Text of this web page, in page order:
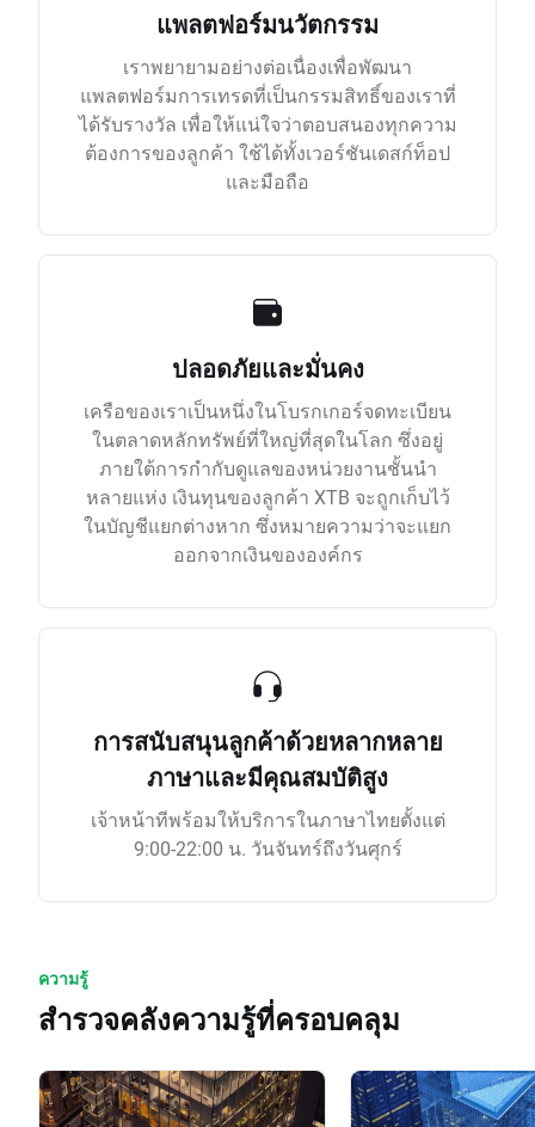
แพลตฟอร์มนวัตกรรม
เราพยายามอย่างต่อเนื่องเพื่อพัฒนา
แพลตฟอร์มการเทรดที่เป็นกรรมสิทธิ์ของเราที่
ได้รับรางวัล เพื่อให้แน่ใจว่าตอบสนองทุกความ
ต้องการของลูกค้า ใช้ได้ทั้งเวอร์ชันเดสก์ท็อป
และมือถือ
ปลอดภัยและมั่นคง
เครือของเราเป็นหนึ่งในโบรกเกอร์จดทะเบียน
ในตลาดหลักทรัพย์ที่ใหญ่ที่สุดในโลก ซึ่งอยู่
ภายใต้การกำกับดูแลของหน่วยงานชั้นนำ
หลายแห่ง เงินทุนของลูกค้า XTB จะถูกเก็บไว้
ในบัญชีแยกต่างหาก ซึ่งหมายความว่าจะแยก
ออกจากเงินขององค์กร
การสนับสนุนลูกค้าด้วยหลากหลาย
ภาษาและมีคุณสมบัติสูง
เจ้าหน้าทีพร้อมให้บริการในภาษาไทยตั้งแต่
9:00-22:00 น. วันจันทร์ถึงวันศุกร์
ความรู้
สำรวจคลังความรู้ที่ครอบคลุม